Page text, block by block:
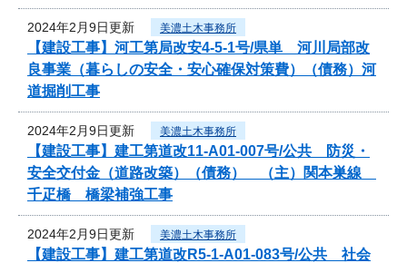
2024年2月9日更新 美濃土木事務所
【建設工事】河工第局改安4-5-1号/県単 河川局部改
良事業（暮らしの安全・安心確保対策費）（債務）河
道掘削工事
2024年2月9日更新 美濃土木事務所
【建設工事】建工第道改11-A01-007号/公共 防災・
安全交付金（道路改築）（債務） （主）関本巣線
千疋橋 橋梁補強工事
2024年2月9日更新 美濃土木事務所
【建設工事】建工第道改R5-1-A01-083号/公共 社会